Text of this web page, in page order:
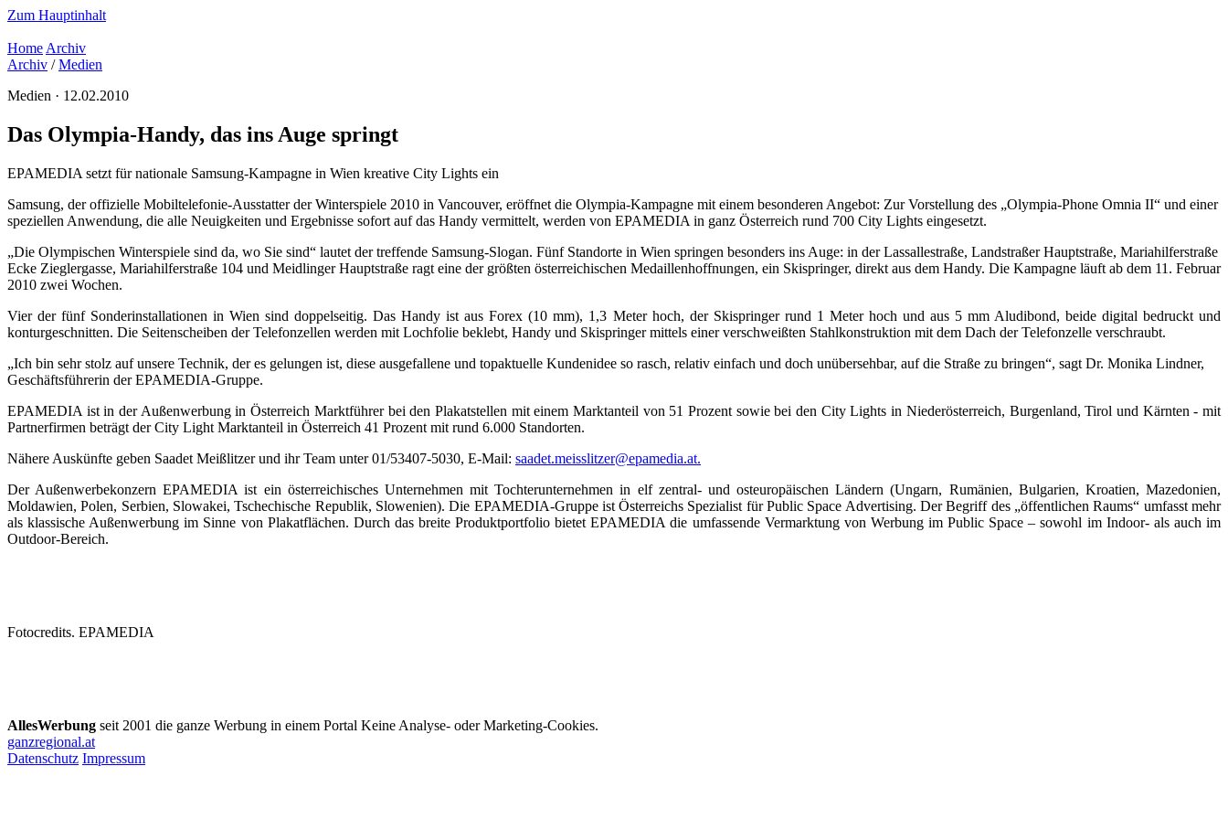
Zum Hauptinhalt
Home Archiv
Archiv /Medien
Medien · 12.02.2010
Das Olympia-Handy, das ins Auge springt
EPAMEDIA setzt für nationale Samsung-Kampagne in Wien kreative City Lights ein
Samsung, der offizielle Mobiltelefonie-Ausstatter der Winterspiele 2010 in Vancouver, eröffnet die Olympia-Kampagne mit einem besonderen Angebot: Zur Vorstellung des „Olympia-Phone Omnia II“ und einer
speziellen Anwendung, die alle Neuigkeiten und Ergebnisse sofort auf das Handy vermittelt, werden von EPAMEDIA in ganz Österreich rund 700 City Lights eingesetzt.
„Die Olympischen Winterspiele sind da, wo Sie sind“ lautet der treffende Samsung-Slogan. Fünf Standorte in Wien springen besonders ins Auge: in der Lassallestraße, Landstraßer Hauptstraße, Mariahilferstraße
Ecke Zieglergasse, Mariahilferstraße 104 und Meidlinger Hauptstraße ragt eine der größten österreichischen Medaillenhoffnungen, ein Skispringer, direkt aus dem Handy. Die Kampagne läuft ab dem 11. Februar
2010 zwei Wochen.
Vier der fünf Sonderinstallationen in Wien sind doppelseitig. Das Handy ist aus Forex (10 mm), 1,3 Meter hoch, der Skispringer rund 1 Meter hoch und aus 5 mm Aludibond, beide digital bedruckt und
konturgeschnitten. Die Seitenscheiben der Telefonzellen werden mit Lochfolie beklebt, Handy und Skispringer mittels einer verschweißten Stahlkonstruktion mit dem Dach der Telefonzelle verschraubt.
„Ich bin sehr stolz auf unsere Technik, der es gelungen ist, diese ausgefallene und topaktuelle Kundenidee so rasch, relativ einfach und doch unübersehbar, auf die Straße zu bringen“, sagt Dr. Monika Lindner,
Geschäftsführerin der EPAMEDIA-Gruppe.
EPAMEDIA ist in der Außenwerbung in Österreich Marktführer bei den Plakatstellen mit einem Marktanteil von 51 Prozent sowie bei den City Lights in Niederösterreich, Burgenland, Tirol und Kärnten - mit
Partnerfirmen beträgt der City Light Marktanteil in Österreich 41 Prozent mit rund 6.000 Standorten.
Nähere Auskünfte geben Saadet Meißlitzer und ihr Team unter 01/53407-5030, E-Mail: saadet.meisslitzer@epamedia.at.
Der Außenwerbekonzern EPAMEDIA ist ein österreichisches Unternehmen mit Tochterunternehmen in elf zentral- und osteuropäischen Ländern (Ungarn, Rumänien, Bulgarien, Kroatien, Mazedonien,
Moldawien, Polen, Serbien, Slowakei, Tschechische Republik, Slowenien). Die EPAMEDIA-Gruppe ist Österreichs Spezialist für Public Space Advertising. Der Begriff des „öffentlichen Raums“ umfasst mehr
als klassische Außenwerbung im Sinne von Plakatflächen. Durch das breite Produktportfolio bietet EPAMEDIA die umfassende Vermarktung von Werbung im Public Space – sowohl im Indoor- als auch im
Outdoor-Bereich.
Fotocredits. EPAMEDIA
AllesWerbung seit 2001 die ganze Werbung in einem Portal Keine Analyse- oder Marketing-Cookies.
ganzregional.at
Datenschutz Impressum